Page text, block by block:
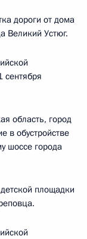
дороги от дома
Великий Устюг.
область, город
в обустройстве
шоссе города
площадки